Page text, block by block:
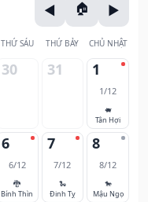
THỨ SÁU THỨ BẢY CHỦ NHẬT
30 31 1
1/12
🐖
Tân Hợi
6
6/12
🐉
Bính Thìn
7
7/12
🐍
Đinh Tỵ
8
8/12
🐎
Mậu Ngọ